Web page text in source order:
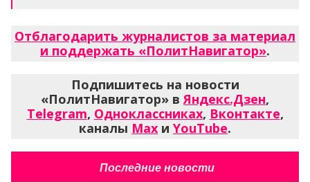
Отблагодарить журналистов за материал
и поддержать «ПолитНавигатор».
Подпишитесь на новости
«ПолитНавигатор» вЯндекс.Дзен,
Telegram, Одноклассниках, Вконтакте,
каналы Max и YouTube.
Последние новости